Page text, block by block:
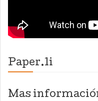
Paper.li
Mas